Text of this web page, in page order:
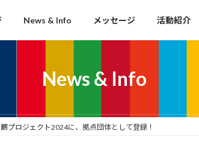
News & Info メッセージ 活動紹介
News & Info
鶴プロジェクト2024に、拠点団体として登録！